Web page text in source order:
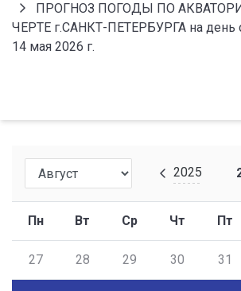
ПРОГНОЗ ПОГОДЫ ПО
ЧЕРТЕ г.САНКТ-ПЕТЕРБУРГА на день
14 мая 2026 г.
2025
Пн Вт Ср Чт Пт
27 28 29 30 31